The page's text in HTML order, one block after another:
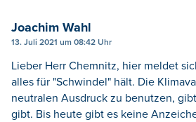
Joachim Wahl
13. Juli 2021 um 08:42 Uhr
Lieber Herr Chemnitz, hier meldet
alles für "Schwindel" hält. Die
neutralen Ausdruck zu benutzen,
gibt. Bis heute gibt es keine